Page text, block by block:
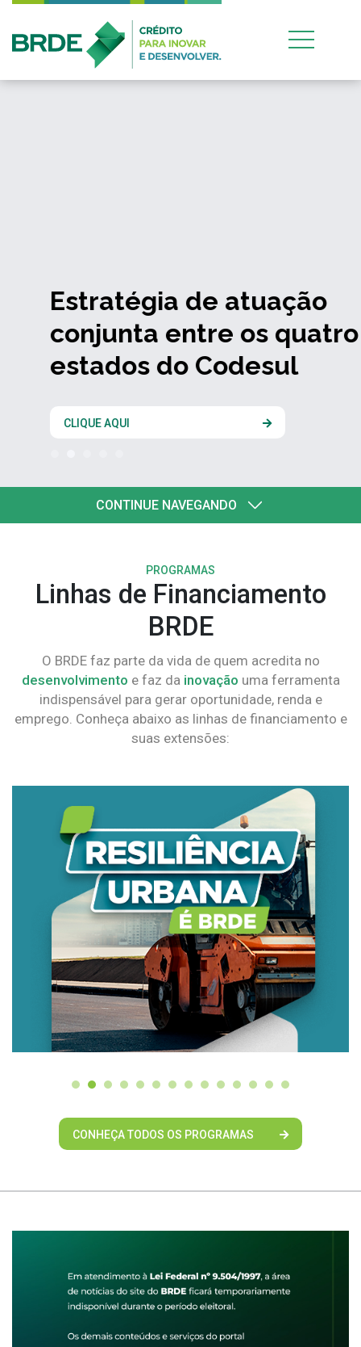
Estratégia de atuação
conjunta entre os quatro
estados do Codesul
CLIQUE AQUI
CONTINUE NAVEGANDO
PROGRAMAS
Linhas de Financiamento
BRDE
O BRDE faz parte da vida de quem acredita no
desenvolvimento e faz da inovação uma ferramenta
indispensável para gerar oportunidade, renda e
emprego. Conheça abaixo as linhas de financiamento e
suas extensões:
CONHEÇA TODOS OS PROGRAMAS